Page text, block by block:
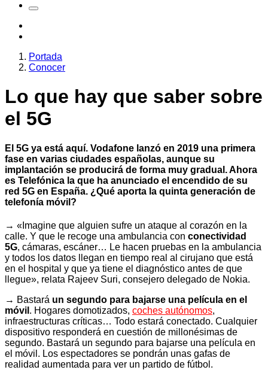
Portada
Conocer
Lo que hay que saber sobre
el 5G
El 5G ya está aquí. Vodafone lanzó en 2019 una primera
fase en varias ciudades españolas, aunque su
implantación se producirá de forma muy gradual. Ahora
es Telefónica la que ha anunciado el encendido de su
red 5G en España. ¿Qué aporta la quinta generación de
telefonía móvil?
→ «Imagine que alguien sufre un ataque al corazón en la
calle. Y que le recoge una ambulancia con conectividad
5G, cámaras, escáner… Le hacen pruebas en la ambulancia
y todos los datos llegan en tiempo real al cirujano que está
en el hospital y que ya tiene el diagnóstico antes de que
llegue», relata Rajeev Suri, consejero delegado de Nokia.
→ Bastará un segundo para bajarse una película en el
móvil . Hogares domotizados, coches autónomos,
infraestructuras críticas… Todo estará conectado. Cualquier
dispositivo responderá en cuestión de millonésimas de
segundo. Bastará un segundo para bajarse una película en
el móvil. Los espectadores se pondrán unas gafas de
realidad aumentada para ver un partido de fútbol.